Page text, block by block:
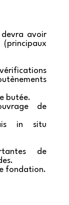
avoir
butée.
de
in situ
de
fondation.